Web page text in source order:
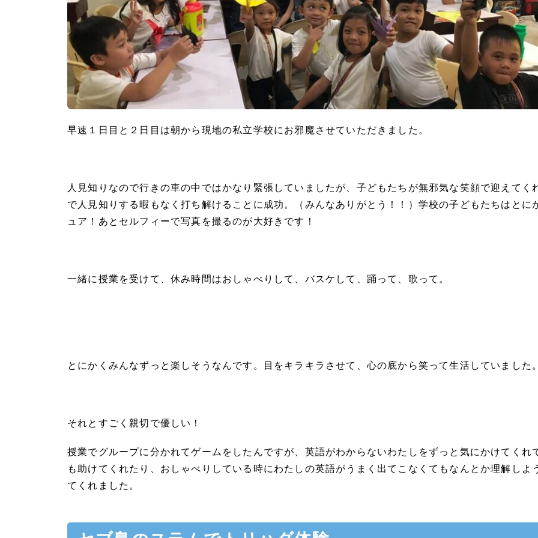
早速１日目と２日目は朝から現地の私立学校にお邪魔させていただきました。
人見知りなので行きの車の中ではかなり緊張していましたが、子どもたちが無邪気な笑顔で迎えてく
で人見知りする暇もなく打ち解けることに成功。（みんなありがとう！！）学校の子どもたちはとに
ュア！あとセルフィーで写真を撮るのが大好きです！
一緒に授業を受けて、休み時間はおしゃべりして、バスケして、踊って、歌って。
とにかくみんなずっと楽しそうなんです。目をキラキラさせて、心の底から笑って生活していました。
それとすごく親切で優しい！
授業でグループに分かれてゲームをしたんですが、英語がわからないわたしをずっと気にかけてくれ
も助けてくれたり、おしゃべりしている時にわたしの英語がうまく出てこなくてもなんとか理解しよ
てくれました。